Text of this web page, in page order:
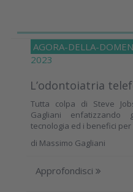
AGORA-DELLA-
2023
L’odontoiatria
Tutta colpa di Steve
Gagliani
tecnologia ed i benefici
di Massimo Gagliani
Approfondisci